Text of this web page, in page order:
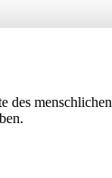
des